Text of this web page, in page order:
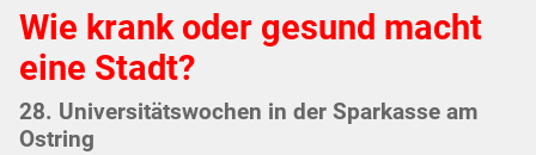
Wie krank oder gesund macht
eine Stadt?
28. Universitätswochen in der Sparkasse am
Ostring